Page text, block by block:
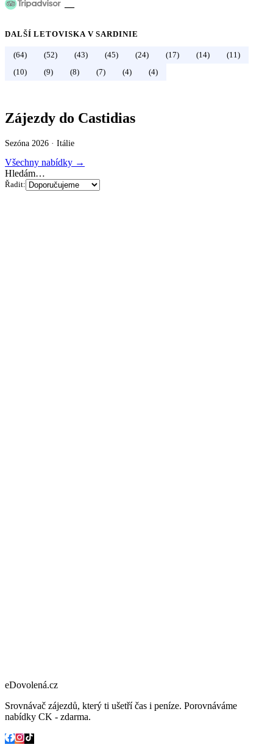
—
DALŠÍ LETOVISKA VSARDINIE
(64) (52) (43) (45) (24) (17) (14)
(11)
(10)
(9) (8) (7) (4) (4)
Zájezdy do Castidias
Sezóna 2026 · Itálie
Všechny nabídky →
Hledám…
Řadit:
eDovolená.cz
Srovnávač zájezdů, který ti ušetří čas i peníze. Porovnáváme
nabídky CK - zdarma.